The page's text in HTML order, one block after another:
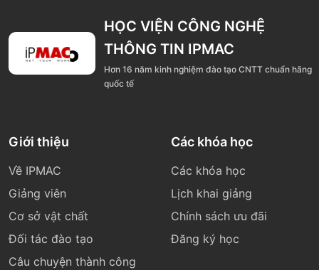
HỌC VIỆN CÔNG NGHỆ
THÔNG TIN IPMAC
Hơn 16 năm kinh nghiệm đào tạo CNTT chuẩn hãng
quốc tế
Giới thiệu
Về IPMAC
Giảng viên
Cơ sở vật chất
Đối tác đào tạo
Câu chuyện thành công
Các khóa học
Các khóa học
Lịch khai giảng
Chính sách ưu đãi
Đăng ký học